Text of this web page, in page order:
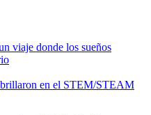
viaje donde los sueños
en el STEM/STEAM